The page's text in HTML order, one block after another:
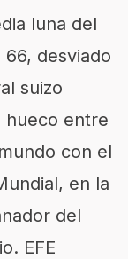
luna del
desviado
suizo
hueco entre
con el
en la
del
EFE